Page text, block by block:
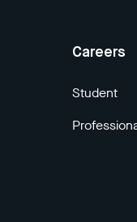
Careers
Student